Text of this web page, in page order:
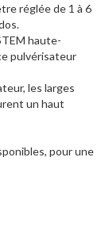
réglée de 1 à 6
haute-
pulvérisateur
les larges
un haut
pour une